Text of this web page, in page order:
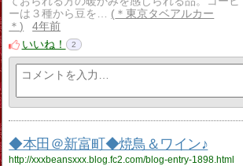
ーは３種から豆を…
＊東京タベアルカー
＊
4年前
いいね！
2
◆本田＠新富町◆焼鳥＆ワイン♪
http://xxxbeansxxx.blog.fc2.com/blog-entry-1898.html